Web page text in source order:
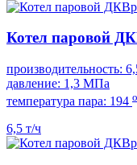
Котел паровой
производительность:
давление: 1,3 МПа
температура пара: 194 о
6,5 т/ч